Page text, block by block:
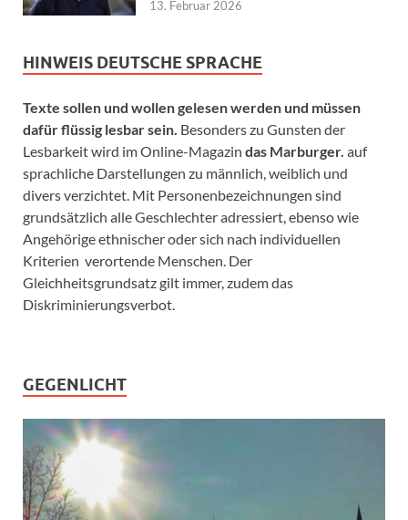
13. Februar 2026
HINWEIS DEUTSCHE SPRACHE
Texte sollen und wollen gelesen werden und müssen
dafür flüssig lesbar sein. Besonders zu Gunsten der
Lesbarkeit wird im Online-Magazin das Marburger. auf
sprachliche Darstellungen zu männlich, weiblich und
divers verzichtet. Mit Personenbezeichnungen sind
grundsätzlich alle Geschlechter adressiert, ebenso wie
Angehörige ethnischer oder sich nach individuellen
Kriterien verortende Menschen. Der
Gleichheitsgrundsatz gilt immer, zudem das
Diskriminierungsverbot.
GEGENLICHT